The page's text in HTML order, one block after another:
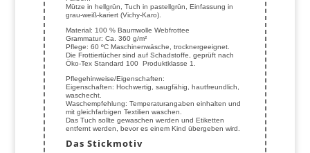
Mütze in hellgrün, Tuch in pastellgrün, Einfassung in
grau-weiß-kariert (Vichy-Karo).
Material: 100 % Baumwolle Webfrottee
Grammatur: Ca. 360 g/m²
Pflege: 60 ºC Maschinenwäsche, trocknergeeignet.
Die Frottiertücher sind auf Schadstoffe, geprüft nach
Öko-Tex Standard 100 Produktklasse 1.
Pflegehinweise/Eigenschaften:
Eigenschaften: Hochwertig, saugfähig, hautfreundlich,
waschecht.
Waschempfehlung: Temperaturangaben einhalten und
mit gleichfarbigen Textilien waschen.
Das Tuch sollte gewaschen werden und Etiketten
entfernt werden, bevor es einem Kind übergeben wird.
Das Stickmotiv